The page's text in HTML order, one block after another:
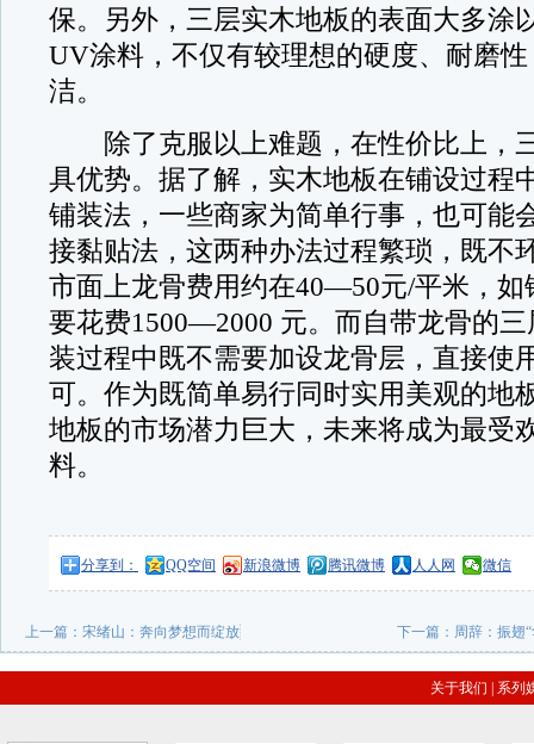
保。另外，三层实木地板的表面大多涂
UV涂料，不仅有较理想的硬度、耐磨
洁。
除了克服以上难题，在性价比上，
具优势。据了解，实木地板在铺设过程
铺装法，一些商家为简单行事，也可能
接黏贴法，这两种办法过程繁琐，既不
市面上龙骨费用约在40—50元/平米，如
要花费1500—2000 元。而自带龙骨的
装过程中既不需要加设龙骨层，直接使
可。作为既简单易行同时实用美观的地
地板的市场潜力巨大，未来将成为最受
料。
分享到： QQ空间 新浪微博 腾讯微博 人人网 微信
上一篇： 宋绪山：奔向梦想而绽放 下一篇： 周辞：振翅
关于我们 系列